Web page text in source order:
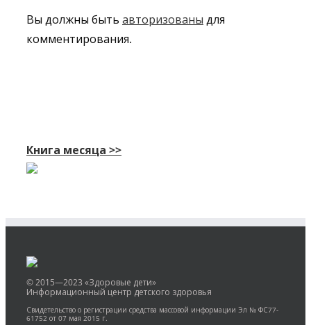
Вы должны быть авторизованы для
комментирования.
Книга месяца >>
© 2015—2023 «Здоровые дети»
Информационный центр детского здоровья
Свидетельство о регистрации средства массовой информации Эл № ФС77-
61752 от 07 мая 2015 г.